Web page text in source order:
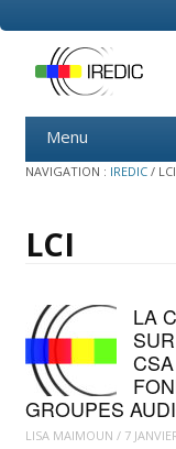
Menu
content
NAVIGATION : IREDIC / LCI
LCI
LA
GROUPES
LISA MAIMOUN / 7